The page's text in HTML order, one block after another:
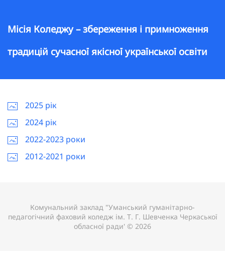
Місія Коледжу – збереження і примноження
традицій сучасної якісної української освіти
2025 рік
2024 рік
2022-2023 роки
2012-2021 роки
Комунальний заклад "Уманський гуманітарно-
педагогічний фаховий коледж ім. Т. Г. Шевченка Черкаської
обласної ради' © 2026